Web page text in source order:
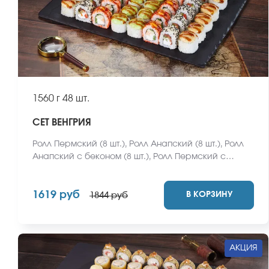
1560 г 48 шт.
СЕТ ВЕНГРИЯ
Ролл Пермский (8 шт.), Ролл Анапский (8 шт.), Ролл
Анапский с беконом (8 шт.), Ролл Пермский с
Ролл Ижевский (8 шт.). *Не забудьте заказать
имбирь, васаби и соевый соус. Они не входят в
стоимость заказа. *Внешний вид блюда может
1619 руб 1844 руб В КОРЗИНУ
АКЦИЯ